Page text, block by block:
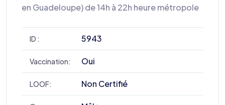
en Guadeloupe) de 14h à 22h heure métropole
ID : 5943
Vaccination: Oui
LOOF: Non Certifié